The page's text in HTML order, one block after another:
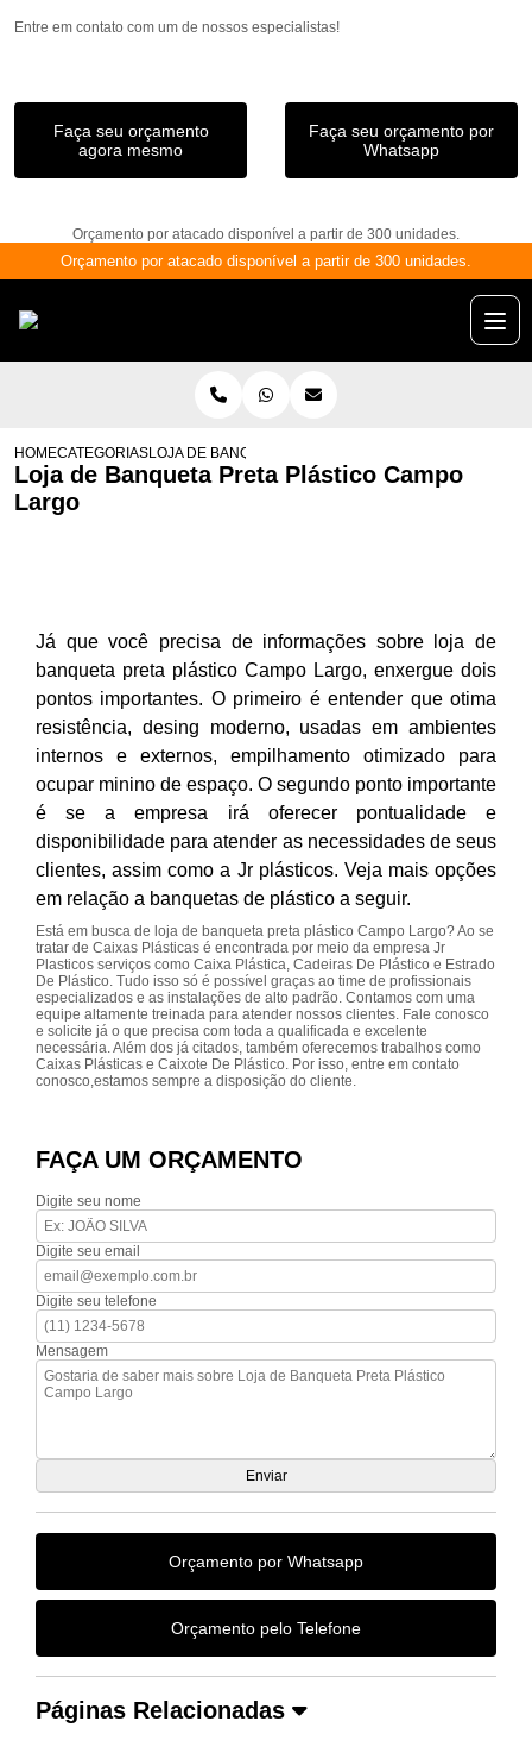
Entre em contato com um de nossos especialistas!
Faça seu orçamento
agora mesmo
Faça seu orçamento por
Whatsapp
Orçamento por atacado disponível a partir de 300 unidades.
Orçamento por atacado disponível a partir de 300 unidades.
HOMECATEGORIASLOJA DE BANQUETA PRETA PLÁSTICO CAMPO LARGO
Loja de Banqueta Preta Plástico Campo
Largo
Já que você precisa de informações sobre loja de
banqueta preta plástico Campo Largo, enxergue dois
pontos importantes. O primeiro é entender que otima
resistência, desing moderno, usadas em ambientes
internos e externos, empilhamento otimizado para
ocupar minino de espaço. O segundo ponto importante
é se a empresa irá oferecer pontualidade e
disponibilidade para atender as necessidades de seus
clientes, assim como a Jr plásticos. Veja mais opções
em relação a banquetas de plástico a seguir.
Está em busca de loja de banqueta preta plástico Campo Largo? Ao se
tratar de Caixas Plásticas é encontrada por meio da empresa Jr
Plasticos serviços como Caixa Plástica, Cadeiras De Plástico e Estrado
De Plástico. Tudo isso só é possível graças ao time de profissionais
especializados e as instalações de alto padrão. Contamos com uma
equipe altamente treinada para atender nossos clientes. Fale conosco
e solicite já o que precisa com toda a qualificada e excelente
necessária. Além dos já citados, também oferecemos trabalhos como
Caixas Plásticas e Caixote De Plástico. Por isso, entre em contato
conosco,estamos sempre a disposição do cliente.
FAÇA UM ORÇAMENTO
Digite seu nome
Digite seu email
Digite seu telefone
Mensagem
Orçamento por Whatsapp
Orçamento pelo Telefone
Páginas Relacionadas